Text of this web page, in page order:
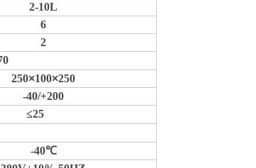
2-10L
6
2
250×100×250
-40/+200
≤25
-40℃